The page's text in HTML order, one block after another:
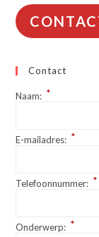
Contact
Naam: *
E-mailadres: *
Telefoonnummer: *
Onderwerp: *